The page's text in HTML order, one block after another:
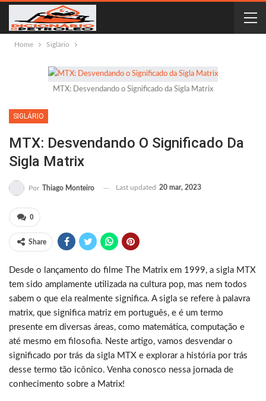
Home Siglário
MTX: Desvendando o Significado da Sigla Matrix
SIGLÁRIO
MTX: Desvendando O Significado Da
Sigla Matrix
Por Thiago Monteiro Last updated 20 mar, 2023
0
Share
Desde o lançamento do filme The Matrix em 1999, a sigla MTX
tem sido amplamente utilizada na cultura pop, mas nem todos
sabem o que ela realmente significa. A sigla se refere à palavra
matrix, que significa matriz em português, e é um termo
presente em diversas áreas, como matemática, computação e
até mesmo em filosofia. Neste artigo, vamos desvendar o
significado por trás da sigla MTX e explorar a história por trás
desse termo tão icônico. Venha conosco nessa jornada de
conhecimento sobre a Matrix!